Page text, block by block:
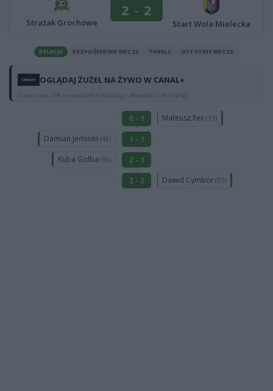
Strażak Grochowe
2 - 2
Start Wola Mielecka
RELACJA BEZPOŚREDNIE MECZE TABELA OSTATNIE MECZE
OGLĄDAJ ŻUŻEL NA ŻYWO W CANAL+
Transmisje LIVE z meczów PGE Ekstraligi i Metalkas 2. Ekstraligi
0 - 1 Mateusz Rec (13)
Damian Jemioło (48)
1 - 1
Kuba Golba (90)
2 - 1
2 - 2
Dawid Cymbor(95)